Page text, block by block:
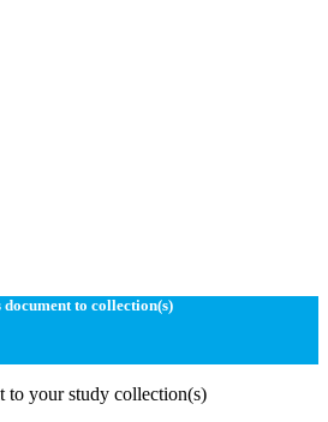
document to collection(s)
to your study collection(s)